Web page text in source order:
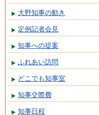
大野知事の動き
定例記者会見
知事への提案
ふれあい訪問
どこでも知事室
知事交際費
知事日程